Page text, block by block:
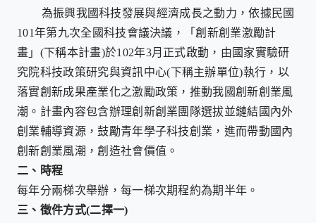
為振興我國科技發展與經濟成長之動力，依據民國
101年第九次全國科技會議決議，「創新創業激勵計
畫」 (下稱本計畫)於102年3月正式啟動，由國家實驗研
究院科技政策研究與資訊中心(下稱主辦單位)執行，以
落實創新成果產業化之激勵政策，推動我國創新創業風
潮。計畫內容包含辦理創新創業團隊選拔並鏈結國內外
創業輔導資源，鼓勵青年學子科技創業，進而帶動國內
創新創業風潮，創造社會價值。
二、 時程
每年分兩梯次舉辦，每一梯次期程約為期半年。
三、 徵件方式(二擇一)